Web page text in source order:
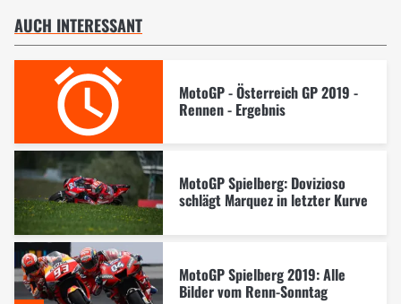
AUCH INTERESSANT
MotoGP - Österreich GP 2019 -
Rennen - Ergebnis
MotoGP Spielberg: Dovizioso
schlägt Marquez in letzter Kurve
MotoGP Spielberg 2019: Alle
Bilder vom Renn-Sonntag